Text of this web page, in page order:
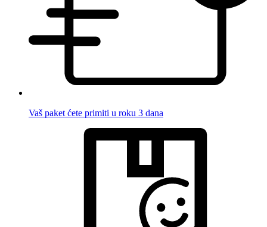
Vaš paket ćete primiti u roku 3 dana